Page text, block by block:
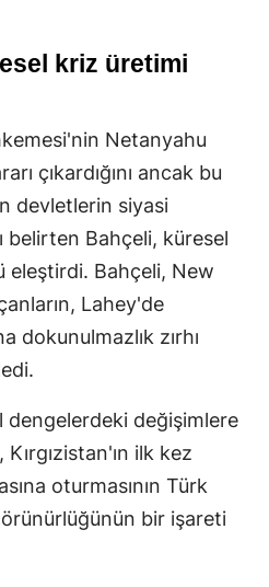
kriz üretimi
Netanyahu
çıkardığını ancak bu
devletlerin siyasi
belirten Bahçeli, küresel
eleştirdi. Bahçeli, New
Lahey'de
dokunulmazlık zırhı
dengelerdeki değişimlere
ilk kez
oturmasının Türk
bir işareti